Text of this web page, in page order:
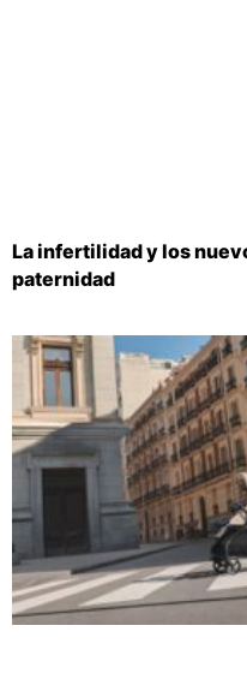
La infertilidad y los
paternidad